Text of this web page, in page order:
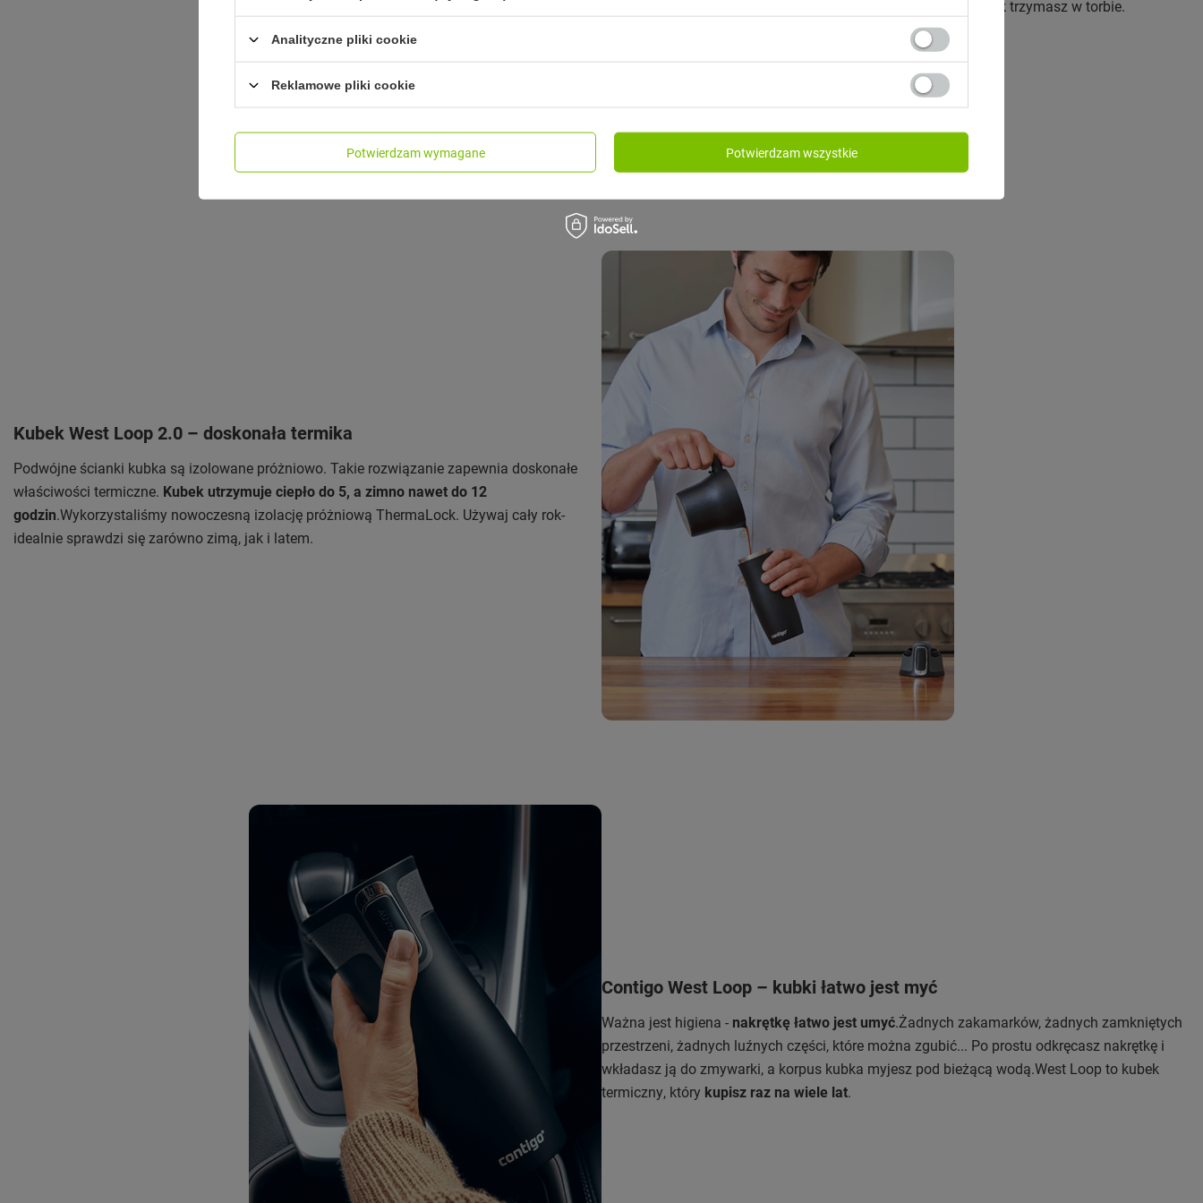
blokadę uniemożliwiającą przypadkowe naciśnięcie kiedy kubek trzymasz w torbie.
Kubek West Loop 2.0 – doskonała termika
Podwójne ścianki kubka są izolowane próżniowo. Takie rozwiązanie zapewnia doskonałe
właściwości termiczne. Kubek utrzymuje ciepło do 5, a zimno nawet do 12
godzin.Wykorzystaliśmy nowoczesną izolację próżniową ThermaLock. Używaj cały rok-
idealnie sprawdzi się zarówno zimą, jak i latem.
Contigo West Loop – kubki łatwo jest myć
Ważna jest higiena - nakrętkę łatwo jest umyć.Żadnych zakamarków, żadnych zamkniętych
przestrzeni, żadnych luźnych części, które można zgubić... Po prostu odkręcasz nakrętkę i
wkładasz ją do zmywarki, a korpus kubka myjesz pod bieżącą wodą.West Loop to kubek
termiczny, który kupisz raz na wiele lat.
Analityczne pliki cookie
Reklamowe pliki cookie
Potwierdzam wymagane Potwierdzam wszystkie